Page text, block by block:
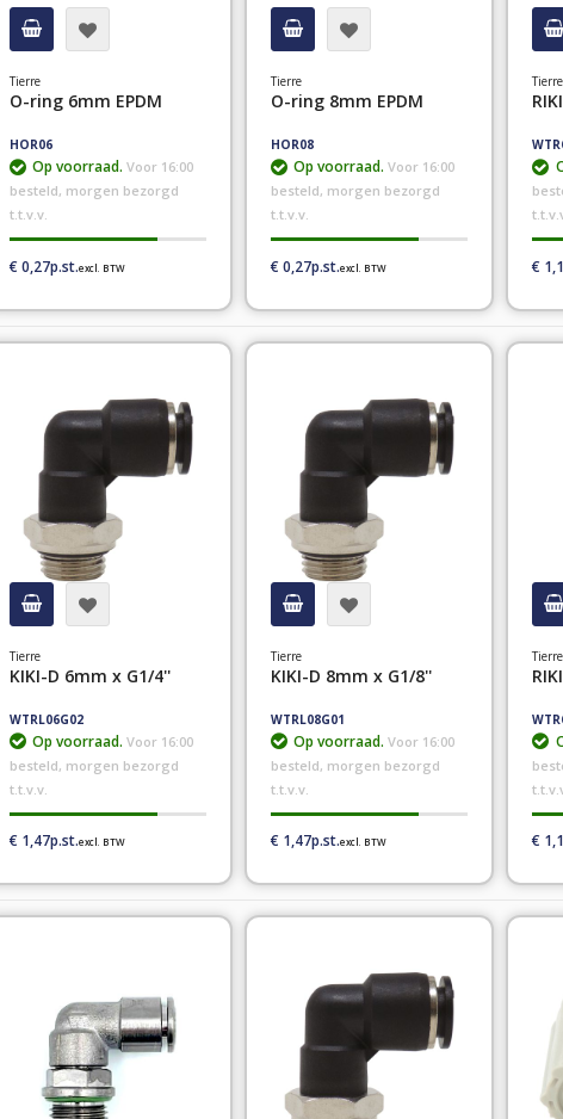
Tierre
O-ring 6mm EPDM
HOR06
Op voorraad. Voor 16:00
besteld, morgen bezorgd
t.t.v.v.
€ 0,27
Tierre
O-ring 8mm EPDM
HOR08
Op voorraad.Voor 16:00
besteld, morgen bezorgd
t.t.v.v.
€ 0,27
Tierre
€
Tierre
KIKI-D 6mm x G1/4''
WTRL06G02
Op voorraad. Voor 16:00
besteld, morgen bezorgd
t.t.v.v.
€ 1,47
Tierre
KIKI-D 8mm x G1/8''
WTRL08G01
Op voorraad.Voor 16:00
besteld, morgen bezorgd
t.t.v.v.
€ 1,47
Tierre
€